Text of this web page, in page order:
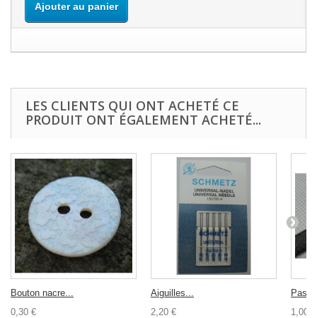
Ajouter au panier
LES CLIENTS QUI ONT ACHETÉ CE
PRODUIT ONT ÉGALEMENT ACHETÉ...
Bouton nacre...
0,30 €
Aiguilles...
2,20 €
1,00 €